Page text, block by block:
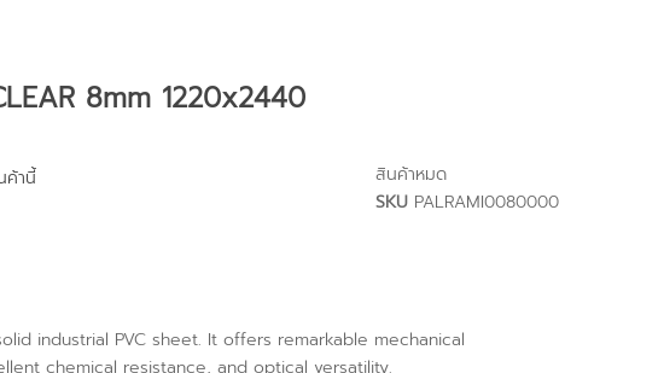
8mm 1220x2440
สินค้าหมด
SKU PALRAMI0080000
ค้านี้
industrial PVC sheet. It offers remarkable mechanical
chemical resistance, and optical versatility.